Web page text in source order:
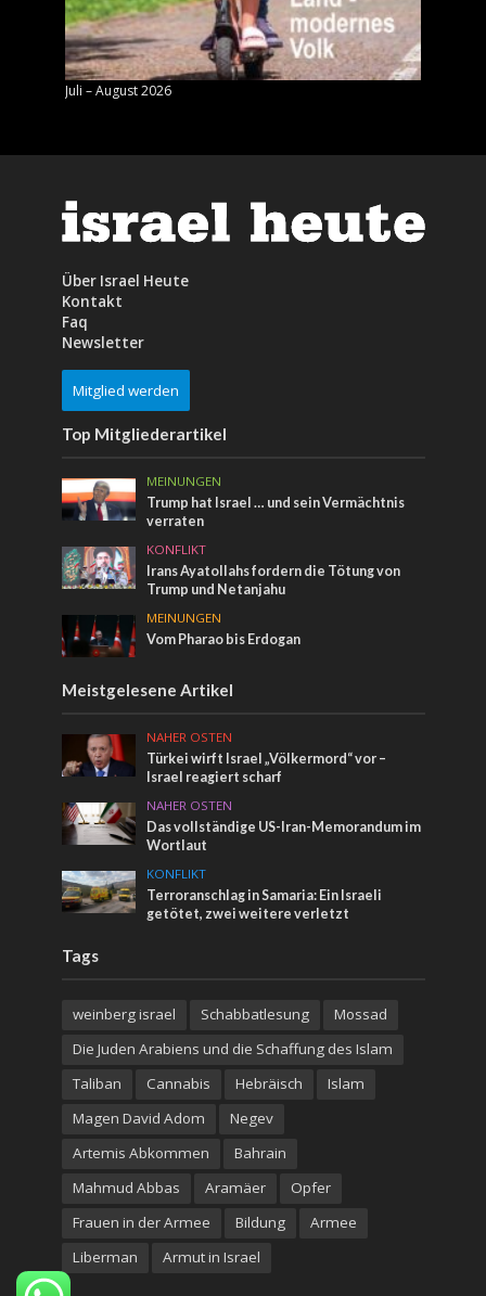
Juli – August 2026
Über Israel Heute
Kontakt
Faq
Newsletter
Mitglied werden
Top Mitgliederartikel
MEINUNGEN
Trump hat Israel … und sein Vermächtnis
verraten
KONFLIKT
Irans Ayatollahs fordern die Tötung von
Trump und Netanjahu
MEINUNGEN
Vom Pharao bis Erdogan
Meistgelesene Artikel
NAHER OSTEN
Türkei wirft Israel „Völkermord“ vor –
Israel reagiert scharf
NAHER OSTEN
Das vollständige US-Iran-Memorandum im
Wortlaut
KONFLIKT
Terroranschlag in Samaria: Ein Israeli
getötet, zwei weitere verletzt
Tags
weinberg israel Schabbatlesung
Mossad
Die Juden Arabiens und die Schaffung des Islam
Taliban
Cannabis Hebräisch
Islam
Magen David Adom
Negev
Artemis Abkommen
Bahrain
Mahmud Abbas
Aramäer
Opfer
Frauen in der Armee
Bildung
Armee
Liberman
Armut in Israel